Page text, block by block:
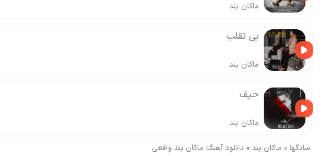
ماکان بند
بی تقلب
ماکان بند
حیف
ماکان بند
سانگها » ماکان بند » دانلود آهنگ ماکان بند واقعی